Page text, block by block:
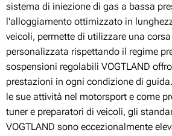
sistema di iniezione di gas a bassa
l'alloggiamento ottimizzato in
veicoli, permette di utilizzare una
personalizzata rispettando il regime
sospensioni regolabili VOGTLAND
prestazioni in ogni condizione di
le sue attività nel motorsport e come
tuner e preparatori di veicoli, gli
VOGTLAND sono eccezionalmente